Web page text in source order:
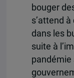
bouger
s’attend
dans les
suite à
pandémie